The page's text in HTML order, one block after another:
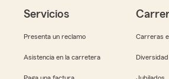
Servicios
Presenta un reclamo
Asistencia en la carretera
Carreras